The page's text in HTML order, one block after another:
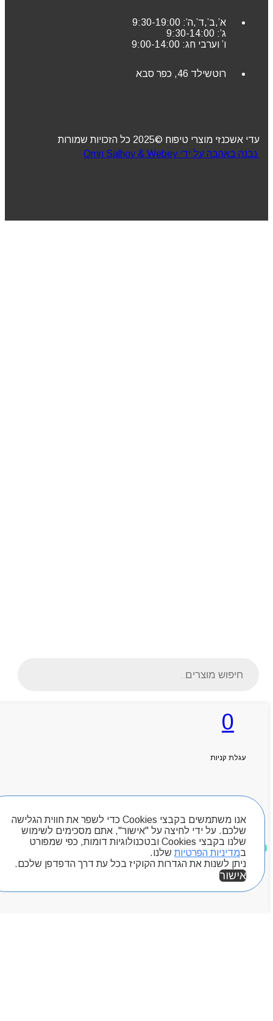
א’,ב’,ד’,ה’: 9:30-19:00
ג’: 9:30-14:00
ו’ וערבי חג: 9:00-14:00
רוטשילד 46, כפר סבא
עדי אשכנזי מוצרי טיפוח ©2025 כל הזכויות שמורות
נבנה באהבה על ידי Omri Salhov & Webey
אנו משתמשים בקבצי Cookies כדי לשפר את חווית הגלישה
שלכם. על ידי לחיצה על "אישור", אתם מסכימים לשימוש
שלנו בקבצי Cookies ובטכנולוגיות דומות, כפי שמפורט
במדיניות הפרטיות שלנו.
ניתן לשנות את הגדרות הקוקיז בכל עת דרך הדפדפן שלכם.
אישור
0
עגלת קניות
חיפוש מוצרים
מוצרים שאהבתי
search
קטלוג מוצרים
מותגים
Byou